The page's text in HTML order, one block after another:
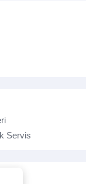
Servis